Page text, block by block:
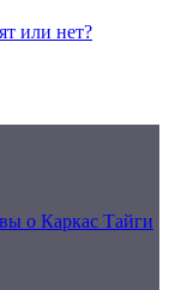
или нет?
о Каркас Тайги